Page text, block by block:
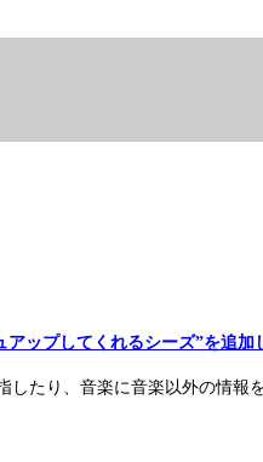
ップしてくれるシーズ”を追加
したり、音楽に音楽以外の情